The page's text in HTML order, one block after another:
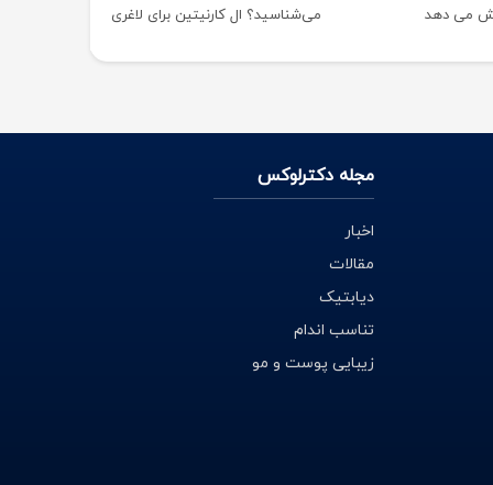
می دهد
می‌شناسید؟ ال کارنیتین برای لاغری
مجله دکترلوکس
اخبار
مقالات
دیابتیک
تناسب اندام
زیبایی پوست و مو